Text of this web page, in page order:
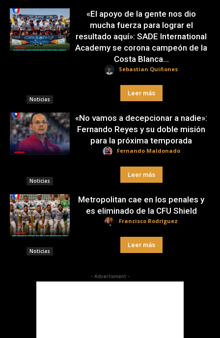
Noticias
«El apoyo de la gente nos dio
mucha fuerza para lograr el
resultado aquí»: SADE International
Academy se corona campeón de la
Costa Blanca...
Sebastian Quiñones
Leer más
Noticias
«No vamos a decepcionar a nadie»:
Fernando Reyes y su doble misión
para la próxima temporada
Fernando Maldonado
Leer más
Noticias
Metropolitan cae en los penales y
es eliminado de la CFU Shield
Francisco Rodríguez
Leer más
- Advertisment -